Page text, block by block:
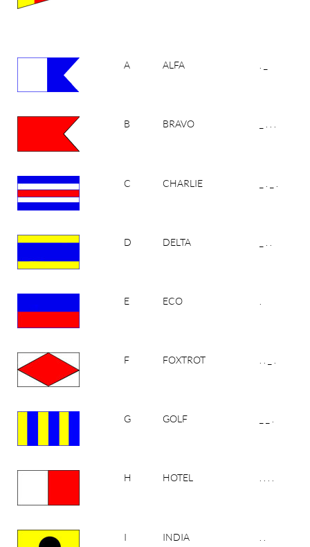
A ALFA
B BRAVO
C CHARLIE
D DELTA
E ECO
F FOXTROT
G GOLF
H HOTEL
I INDIA